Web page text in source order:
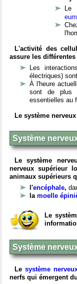
Le
L'activité des
assure les
Les
électriques)
À l'heure
sont de plus
essentielles au
Le système
Système
Le système
nerveux supérieur
animaux supérieurs
l'encéphale,
la moelle
Le
Système
Le système
nerfs qui émergent